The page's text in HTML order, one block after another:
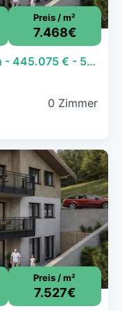
Preis / m²
7.468€
Wohnung zum Kauf - Achenkirch - 445.075 € - 59,6 m²
0 Zimmer
Preis / m²
7.527€